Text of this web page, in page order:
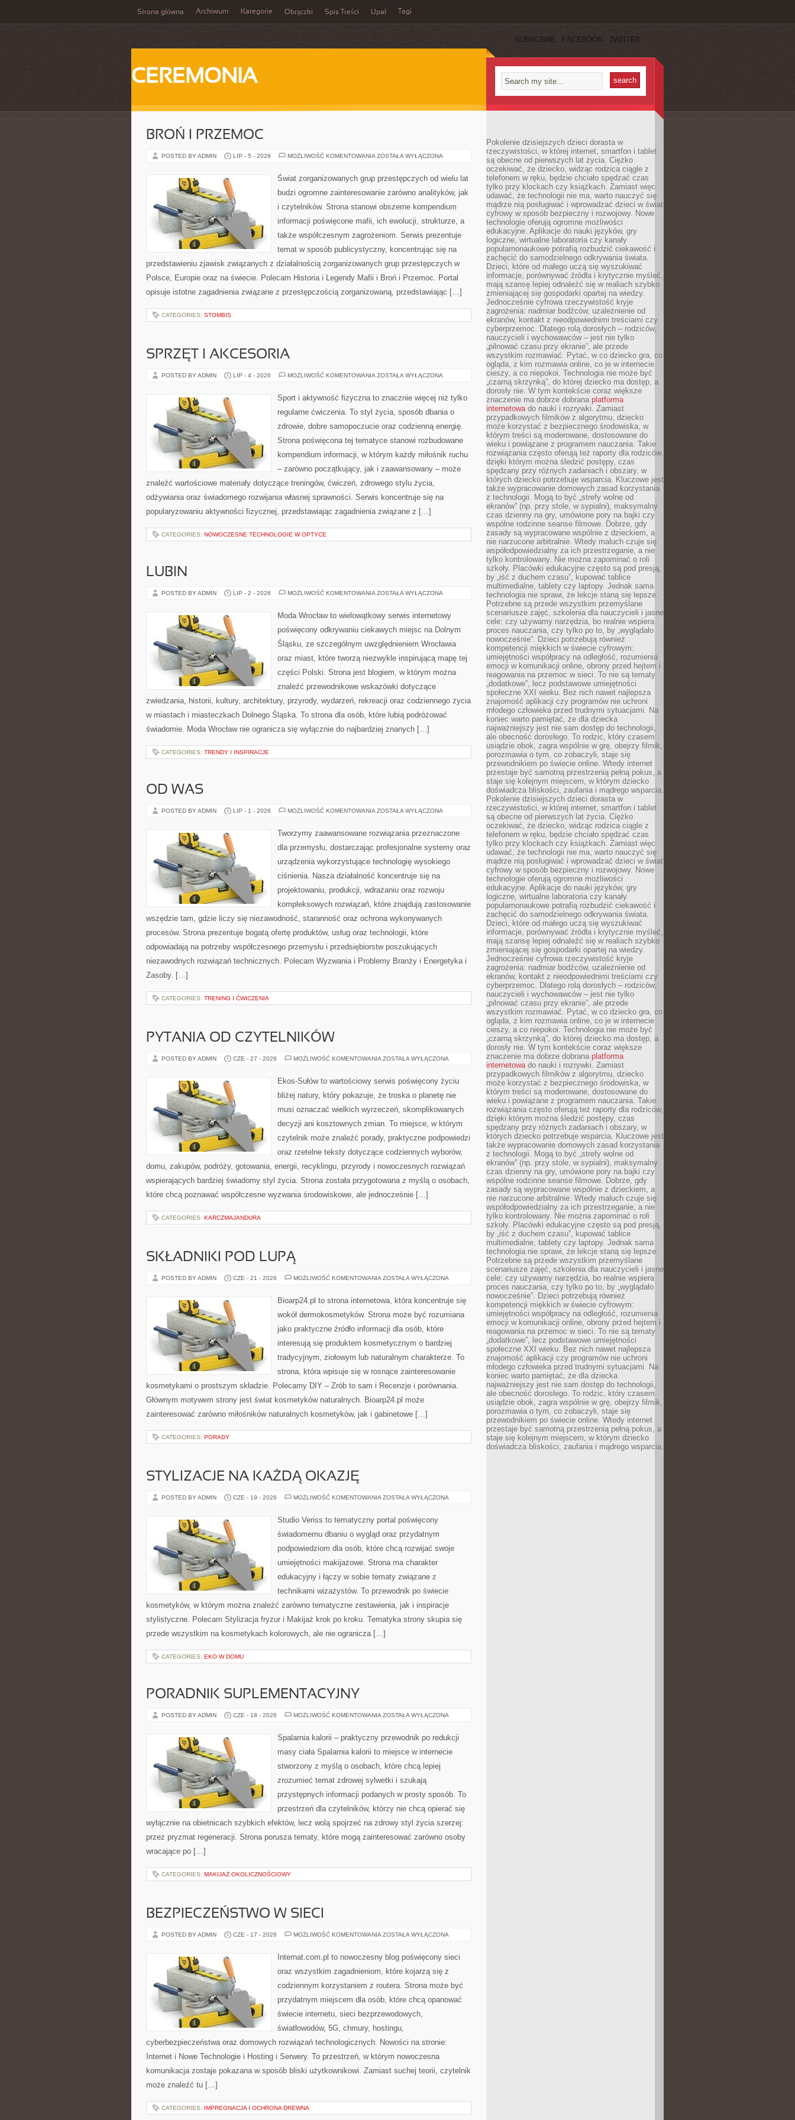
Strona główna Archiwum Kategorie Obrączki Spis Treści Upał Tagi
SUBSCRIBE FACEBOOK TWITTER
CEREMONIA
BROŃ I PRZEMOC
POSTED BY ADMIN LIP - 5 - 2026 MOŻLIWOŚĆ KOMENTOWANIA BROŃ
ZOSTAŁA WYŁĄCZONA
Świat zorganizowanych grup przestępczych od wielu lat
budzi ogromne zainteresowanie zarówno analityków, jak
i czytelników. Strona stanowi obszerne kompendium
informacji poświęcone mafii, ich ewolucji, strukturze, a
także współczesnym zagrożeniom. Serwis prezentuje
temat w sposób publicystyczny, koncentrując się na
przedstawieniu zjawisk związanych z działalnością zorganizowanych grup przestępczych w
Polsce, Europie oraz na świecie. Polecam Historia i Legendy Mafii i Broń i Przemoc. Portal
opisuje istotne zagadnienia związane z przestępczością zorganizowaną, przedstawiając […]
CATEGORIES: STOMBIS
SPRZĘT I AKCESORIA
POSTED BY ADMIN LIP - 4 - 2026 MOŻLIWOŚĆ KOMENTOWANIA SPRZĘT
ZOSTAŁA WYŁĄCZONA
Sport i aktywność fizyczna to znacznie więcej niż tylko
regularne ćwiczenia. To styl życia, sposób dbania o
zdrowie, dobre samopoczucie oraz codzienną energię.
Strona poświęcona tej tematyce stanowi rozbudowane
kompendium informacji, w którym każdy miłośnik ruchu
– zarówno początkujący, jak i zaawansowany – może
znaleźć wartościowe materiały dotyczące treningów, ćwiczeń, zdrowego stylu życia,
odżywiania oraz świadomego rozwijania własnej sprawności. Serwis koncentruje się na
popularyzowaniu aktywności fizycznej, przedstawiając zagadnienia związane z […]
CATEGORIES: NOWOCZESNE TECHNOLOGIE W OPTYCE
LUBIN
POSTED BY ADMIN LIP - 2 - 2026 MOŻLIWOŚĆ KOMENTOWANIA LUBIN
ZOSTAŁA WYŁĄCZONA
Moda Wrocław to wielowątkowy serwis internetowy
poświęcony odkrywaniu ciekawych miejsc na Dolnym
Śląsku, ze szczególnym uwzględnieniem Wrocławia
oraz miast, które tworzą niezwykle inspirującą mapę tej
części Polski. Strona jest blogiem, w którym można
znaleźć przewodnikowe wskazówki dotyczące
zwiedzania, historii, kultury, architektury, przyrody, wydarzeń, rekreacji oraz codziennego życia
w miastach i miasteczkach Dolnego Śląska. To strona dla osób, które lubią podróżować
świadomie. Moda Wrocław nie ogranicza się wyłącznie do najbardziej znanych […]
CATEGORIES: TRENDY I INSPIRACJE
OD WAS
POSTED BY ADMIN LIP - 1 - 2026 MOŻLIWOŚĆ KOMENTOWANIA OD
ZOSTAŁA WYŁĄCZONA
Tworzymy zaawansowane rozwiązania przeznaczone
dla przemysłu, dostarczając profesjonalne systemy oraz
urządzenia wykorzystujące technologię wysokiego
ciśnienia. Nasza działalność koncentruje się na
projektowaniu, produkcji, wdrażaniu oraz rozwoju
kompleksowych rozwiązań, które znajdują zastosowanie
wszędzie tam, gdzie liczy się niezawodność, staranność oraz ochrona wykonywanych
procesów. Strona prezentuje bogatą ofertę produktów, usług oraz technologii, które
odpowiadają na potrzeby współczesnego przemysłu i przedsiębiorstw poszukujących
niezawodnych rozwiązań technicznych. Polecam Wyzwania i Problemy Branży i Energetyka i
Zasoby. […]
CATEGORIES: TRENING I ĆWICZENIA
PYTANIA OD CZYTELNIKÓW
POSTED BY ADMIN CZE - 27 - 2026 MOŻLIWOŚĆ KOMENTOWANIA PYTANIA
ZOSTAŁA WYŁĄCZONA
Ekos-Sułów to wartościowy serwis poświęcony życiu
bliżej natury, który pokazuje, że troska o planetę nie
musi oznaczać wielkich wyrzeczeń, skomplikowanych
decyzji ani kosztownych zmian. To miejsce, w którym
czytelnik może znaleźć porady, praktyczne podpowiedzi
oraz rzetelne teksty dotyczące codziennych wyborów,
domu, zakupów, podróży, gotowania, energii, recyklingu, przyrody i nowoczesnych rozwiązań
wspierających bardziej świadomy styl życia. Strona została przygotowana z myślą o osobach,
które chcą poznawać współczesne wyzwania środowiskowe, ale jednocześnie […]
CATEGORIES: KARCZMAJANDURA
SKŁADNIKI POD LUPĄ
POSTED BY ADMIN CZE - 21 - 2026 MOŻLIWOŚĆ KOMENTOWANIA SKŁADNIKI
ZOSTAŁA WYŁĄCZONA
Bioarp24.pl to strona internetowa, która koncentruje się
wokół dermokosmetyków. Strona może być rozumiana
jako praktyczne źródło informacji dla osób, które
interesują się produktem kosmetycznym o bardziej
tradycyjnym, ziołowym lub naturalnym charakterze. To
strona, która wpisuje się w rosnące zainteresowanie
kosmetykami o prostszym składzie. Polecamy DIY – Zrób to sam i Recenzje i porównania.
Głównym motywem strony jest świat kosmetyków naturalnych. Bioarp24.pl może
zainteresować zarówno miłośników naturalnych kosmetyków, jak i gabinetowe […]
CATEGORIES: PORADY
STYLIZACJE NA KAŻDĄ OKAZJĘ
POSTED BY ADMIN CZE - 19 - 2026 MOŻLIWOŚĆ KOMENTOWANIA STYLIZACJE
OKAZJĘ
ZOSTAŁA WYŁĄCZONA
Studio Veriss to tematyczny portal poświęcony
świadomemu dbaniu o wygląd oraz przydatnym
podpowiedziom dla osób, które chcą rozwijać swoje
umiejętności makijażowe. Strona ma charakter
edukacyjny i łączy w sobie tematy związane z
technikami wizażystów. To przewodnik po świecie
kosmetyków, w którym można znaleźć zarówno tematyczne zestawienia, jak i inspiracje
stylistyczne. Polecam Stylizacja fryzur i Makijaż krok po kroku. Tematyka strony skupia się
przede wszystkim na kosmetykach kolorowych, ale nie ogranicza […]
CATEGORIES: EKO W DOMU
PORADNIK SUPLEMENTACYJNY
POSTED BY ADMIN CZE - 18 - 2026 MOŻLIWOŚĆ KOMENTOWANIA PORADNIK
ZOSTAŁA WYŁĄCZONA
Spalarnia kalorii – praktyczny przewodnik po redukcji
masy ciała Spalarnia kalorii to miejsce w internecie
stworzony z myślą o osobach, które chcą lepiej
zrozumieć temat zdrowej sylwetki i szukają
przystępnych informacji podanych w prosty sposób. To
przestrzeń dla czytelników, którzy nie chcą opierać się
wyłącznie na obietnicach szybkich efektów, lecz wolą spojrzeć na zdrowy styl życia szerzej:
przez pryzmat regeneracji. Strona porusza tematy, które mogą zainteresować zarówno osoby
wracające po […]
CATEGORIES: MAKIJAŻ OKOLICZNOŚCIOWY
BEZPIECZEŃSTWO W SIECI
POSTED BY ADMIN CZE - 17 - 2026 MOŻLIWOŚĆ KOMENTOWANIA BEZPIECZEŃSTWO
ZOSTAŁA WYŁĄCZONA
Internat.com.pl to nowoczesny blog poświęcony sieci
oraz wszystkim zagadnieniom, które kojarzą się z
codziennym korzystaniem z routera. Strona może być
przydatnym miejscem dla osób, które chcą opanować
świecie internetu, sieci bezprzewodowych,
światłowodów, 5G, chmury, hostingu,
cyberbezpieczeństwa oraz domowych rozwiązań technologicznych. Nowości na stronie:
Internet i Nowe Technologie i Hosting i Serwery. To przestrzeń, w którym nowoczesna
komunikacja zostaje pokazana w sposób bliski użytkownikowi. Zamiast suchej teorii, czytelnik
może znaleźć tu […]
CATEGORIES: IMPREGNACJA I OCHRONA DREWNA
Pokolenie dzisiejszych dzieci dorasta w
rzeczywistości, w której internet, smartfon i tablet
są obecne od pierwszych lat życia. Ciężko
oczekiwać, że dziecko, widząc rodzica ciągle z
telefonem w ręku, będzie chciało spędzać czas
tylko przy klockach czy książkach. Zamiast więc
udawać, że technologii nie ma, warto nauczyć się
mądrze nią posługiwać i wprowadzać dzieci w świat
cyfrowy w sposób bezpieczny i rozwojowy. Nowe
technologie oferują ogromne możliwości
edukacyjne. Aplikacje do nauki języków, gry
logiczne, wirtualne laboratoria czy kanały
popularnonaukowe potrafią rozbudzić ciekawość i
zachęcić do samodzielnego odkrywania świata.
Dzieci, które od małego uczą się wyszukiwać
informacje, porównywać źródła i krytycznie myśleć,
mają szansę lepiej odnaleźć się w realiach szybko
zmieniającej się gospodarki opartej na wiedzy.
Jednocześnie cyfrowa rzeczywistość kryje
zagrożenia: nadmiar bodźców, uzależnienie od
ekranów, kontakt z nieodpowiednimi treściami czy
cyberprzemoc. Dlatego rolą dorosłych – rodziców,
nauczycieli i wychowawców – jest nie tylko
„pilnować czasu przy ekranie”, ale przede
wszystkim rozmawiać. Pytać, w co dziecko gra, co
ogląda, z kim rozmawia online, co je w internecie
cieszy, a co niepokoi. Technologia nie może być
„czarną skrzynką”, do której dziecko ma dostęp, a
dorosły nie. W tym kontekście coraz większe
znaczenie ma dobrze dobrana platforma
internetowado nauki i rozrywki. Zamiast
przypadkowych filmików z algorytmu, dziecko
może korzystać z bezpiecznego środowiska, w
którym treści są moderowane, dostosowane do
wieku i powiązane z programem nauczania. Takie
rozwiązania często oferują też raporty dla rodziców,
dzięki którym można śledzić postępy, czas
spędzany przy różnych zadaniach i obszary, w
których dziecko potrzebuje wsparcia. Kluczowe jest
także wypracowanie domowych zasad korzystania
z technologii. Mogą to być „strefy wolne od
ekranów” (np. przy stole, w sypialni), maksymalny
czas dzienny na gry, umówione pory na bajki czy
wspólne rodzinne seanse filmowe. Dobrze, gdy
zasady są wypracowane wspólnie z dzieckiem, a
nie narzucone arbitralnie. Wtedy maluch czuje się
współodpowiedzialny za ich przestrzeganie, a nie
tylko kontrolowany. Nie można zapominać o roli
szkoły. Placówki edukacyjne często są pod presją,
by „iść z duchem czasu”, kupować tablice
multimedialne, tablety czy laptopy. Jednak sama
technologia nie sprawi, że lekcje staną się lepsze.
Potrzebne są przede wszystkim przemyślane
scenariusze zajęć, szkolenia dla nauczycieli i jasne
cele: czy używamy narzędzia, bo realnie wspiera
proces nauczania, czy tylko po to, by „wyglądało
nowocześnie”. Dzieci potrzebują również
kompetencji miękkich w świecie cyfrowym:
umiejętności współpracy na odległość, rozumienia
emocji w komunikacji online, obrony przed hejtem i
reagowania na przemoc w sieci. To nie są tematy
„dodatkowe”, lecz podstawowe umiejętności
społeczne XXI wieku. Bez nich nawet najlepsza
znajomość aplikacji czy programów nie uchroni
młodego człowieka przed trudnymi sytuacjami. Na
koniec warto pamiętać, że dla dziecka
najważniejszy jest nie sam dostęp do technologii,
ale obecność dorosłego. To rodzic, który czasem
usiądzie obok, zagra wspólnie w grę, obejrzy filmik,
porozmawia o tym, co zobaczyli, staje się
przewodnikiem po świecie online. Wtedy internet
przestaje być samotną przestrzenią pełną pokus, a
staje się kolejnym miejscem, w którym dziecko
doświadcza bliskości, zaufania i mądrego wsparcia.
Pokolenie dzisiejszych dzieci dorasta w
rzeczywistości, w której internet, smartfon i tablet
są obecne od pierwszych lat życia. Ciężko
oczekiwać, że dziecko, widząc rodzica ciągle z
telefonem w ręku, będzie chciało spędzać czas
tylko przy klockach czy książkach. Zamiast więc
udawać, że technologii nie ma, warto nauczyć się
mądrze nią posługiwać i wprowadzać dzieci w świat
cyfrowy w sposób bezpieczny i rozwojowy. Nowe
technologie oferują ogromne możliwości
edukacyjne. Aplikacje do nauki języków, gry
logiczne, wirtualne laboratoria czy kanały
popularnonaukowe potrafią rozbudzić ciekawość i
zachęcić do samodzielnego odkrywania świata.
Dzieci, które od małego uczą się wyszukiwać
informacje, porównywać źródła i krytycznie myśleć,
mają szansę lepiej odnaleźć się w realiach szybko
zmieniającej się gospodarki opartej na wiedzy.
Jednocześnie cyfrowa rzeczywistość kryje
zagrożenia: nadmiar bodźców, uzależnienie od
ekranów, kontakt z nieodpowiednimi treściami czy
cyberprzemoc. Dlatego rolą dorosłych – rodziców,
nauczycieli i wychowawców – jest nie tylko
„pilnować czasu przy ekranie”, ale przede
wszystkim rozmawiać. Pytać, w co dziecko gra, co
ogląda, z kim rozmawia online, co je w internecie
cieszy, a co niepokoi. Technologia nie może być
„czarną skrzynką”, do której dziecko ma dostęp, a
dorosły nie. W tym kontekście coraz większe
znaczenie ma dobrze dobrana platforma
internetowado nauki i rozrywki. Zamiast
przypadkowych filmików z algorytmu, dziecko
może korzystać z bezpiecznego środowiska, w
którym treści są moderowane, dostosowane do
wieku i powiązane z programem nauczania. Takie
rozwiązania często oferują też raporty dla rodziców,
dzięki którym można śledzić postępy, czas
spędzany przy różnych zadaniach i obszary, w
których dziecko potrzebuje wsparcia. Kluczowe jest
także wypracowanie domowych zasad korzystania
z technologii. Mogą to być „strefy wolne od
ekranów” (np. przy stole, w sypialni), maksymalny
czas dzienny na gry, umówione pory na bajki czy
wspólne rodzinne seanse filmowe. Dobrze, gdy
zasady są wypracowane wspólnie z dzieckiem, a
nie narzucone arbitralnie. Wtedy maluch czuje się
współodpowiedzialny za ich przestrzeganie, a nie
tylko kontrolowany. Nie można zapominać o roli
szkoły. Placówki edukacyjne często są pod presją,
by „iść z duchem czasu”, kupować tablice
multimedialne, tablety czy laptopy. Jednak sama
technologia nie sprawi, że lekcje staną się lepsze.
Potrzebne są przede wszystkim przemyślane
scenariusze zajęć, szkolenia dla nauczycieli i jasne
cele: czy używamy narzędzia, bo realnie wspiera
proces nauczania, czy tylko po to, by „wyglądało
nowocześnie”. Dzieci potrzebują również
kompetencji miękkich w świecie cyfrowym:
umiejętności współpracy na odległość, rozumienia
emocji w komunikacji online, obrony przed hejtem i
reagowania na przemoc w sieci. To nie są tematy
„dodatkowe”, lecz podstawowe umiejętności
społeczne XXI wieku. Bez nich nawet najlepsza
znajomość aplikacji czy programów nie uchroni
młodego człowieka przed trudnymi sytuacjami. Na
koniec warto pamiętać, że dla dziecka
najważniejszy jest nie sam dostęp do technologii,
ale obecność dorosłego. To rodzic, który czasem
usiądzie obok, zagra wspólnie w grę, obejrzy filmik,
porozmawia o tym, co zobaczyli, staje się
przewodnikiem po świecie online. Wtedy internet
przestaje być samotną przestrzenią pełną pokus, a
staje się kolejnym miejscem, w którym dziecko
doświadcza bliskości, zaufania i mądrego wsparcia.